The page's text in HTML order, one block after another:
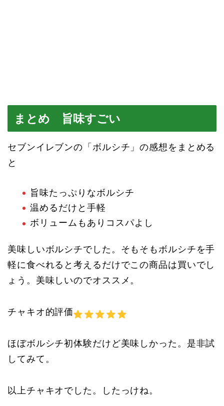
まとめ 旨味すごい
セブンイレブンの「ボルシチ」の感想をまとめる
と
旨味たっぷりなボルシチ
温めるだけと手軽
ボリュームもありコスパよし
美味しいボルシチでした。そもそもボルシチを手
軽に食べれると考えるだけでこの商品は買いでし
ょう。美味しいのでオススメ。
チャキオ的評価
ほぼボルシチ初体験だけど美味しかった。是非試
してみて。
以上チャキオでした。したっけね。